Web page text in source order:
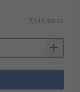
7,14 €/bolsa